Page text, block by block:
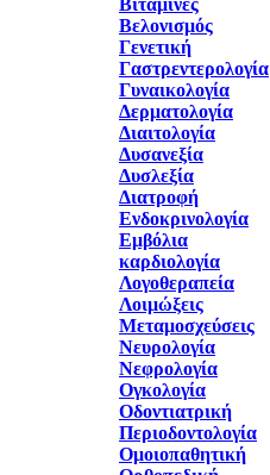
Βιταμίνες
Βελονισμός
Γενετική
Γαστρεντερολογία
Γυναικολογία
Δερματολογία
Διαιτολογία
Δυσανεξία
Δυσλεξία
Διατροφή
Ενδοκρινολογία
Εμβόλια
καρδιολογία
Λογοθεραπεία
Λοιμώξεις
Μεταμοσχεύσεις
Νευρολογία
Νεφρολογία
Ογκολογία
Οδοντιατρική
Περιοδοντολογία
Ομοιοπαθητική